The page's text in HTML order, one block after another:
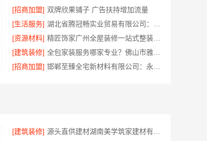
[招商加盟] 双牌欣果铺子 广告扶持增加流量
[生活服务]
[资源材料]
精匠饰家广州全屋装修一站式整装服务
[建筑装修]
全包家装服务哪家专业？佛山市雅居美家建筑装饰工程有限公司
[招商加盟]
[建筑装修]